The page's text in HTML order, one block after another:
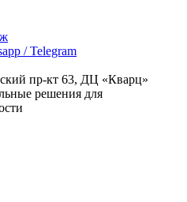
/ Telegram
пр-кт 63, ДЦ «Кварц»
решения для